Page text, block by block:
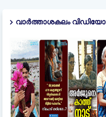
വാർത്താശകലം വിഡിയോ